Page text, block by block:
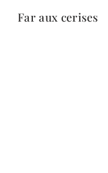
Far aux cerises